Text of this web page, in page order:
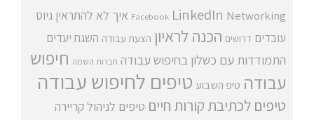
Facebook LinkedIn Networking איך לא להתראין גיוס
עובדים דרושים הכנה לראיון הצעת עבודה השגת יעדים
התמודדות עם כשלון בחיפוש עבודה חברות השמה חיפוש
עבודה טיפ השבוע טיפים לחיפוש עבודה
טיפים לכתיבת קורות חיים טיפים לניהול קריירה